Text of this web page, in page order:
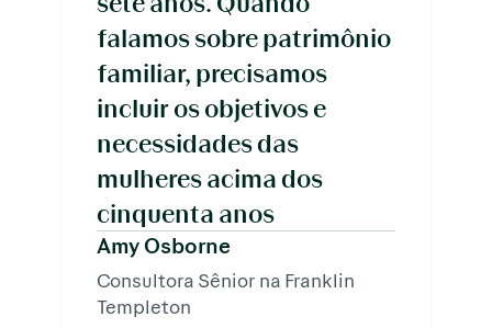
falamos sobre patrimônio
familiar, precisamos
incluir os objetivos e
necessidades das
mulheres acima dos
cinquenta anos
Amy Osborne
Consultora Sênior na Franklin
Templeton